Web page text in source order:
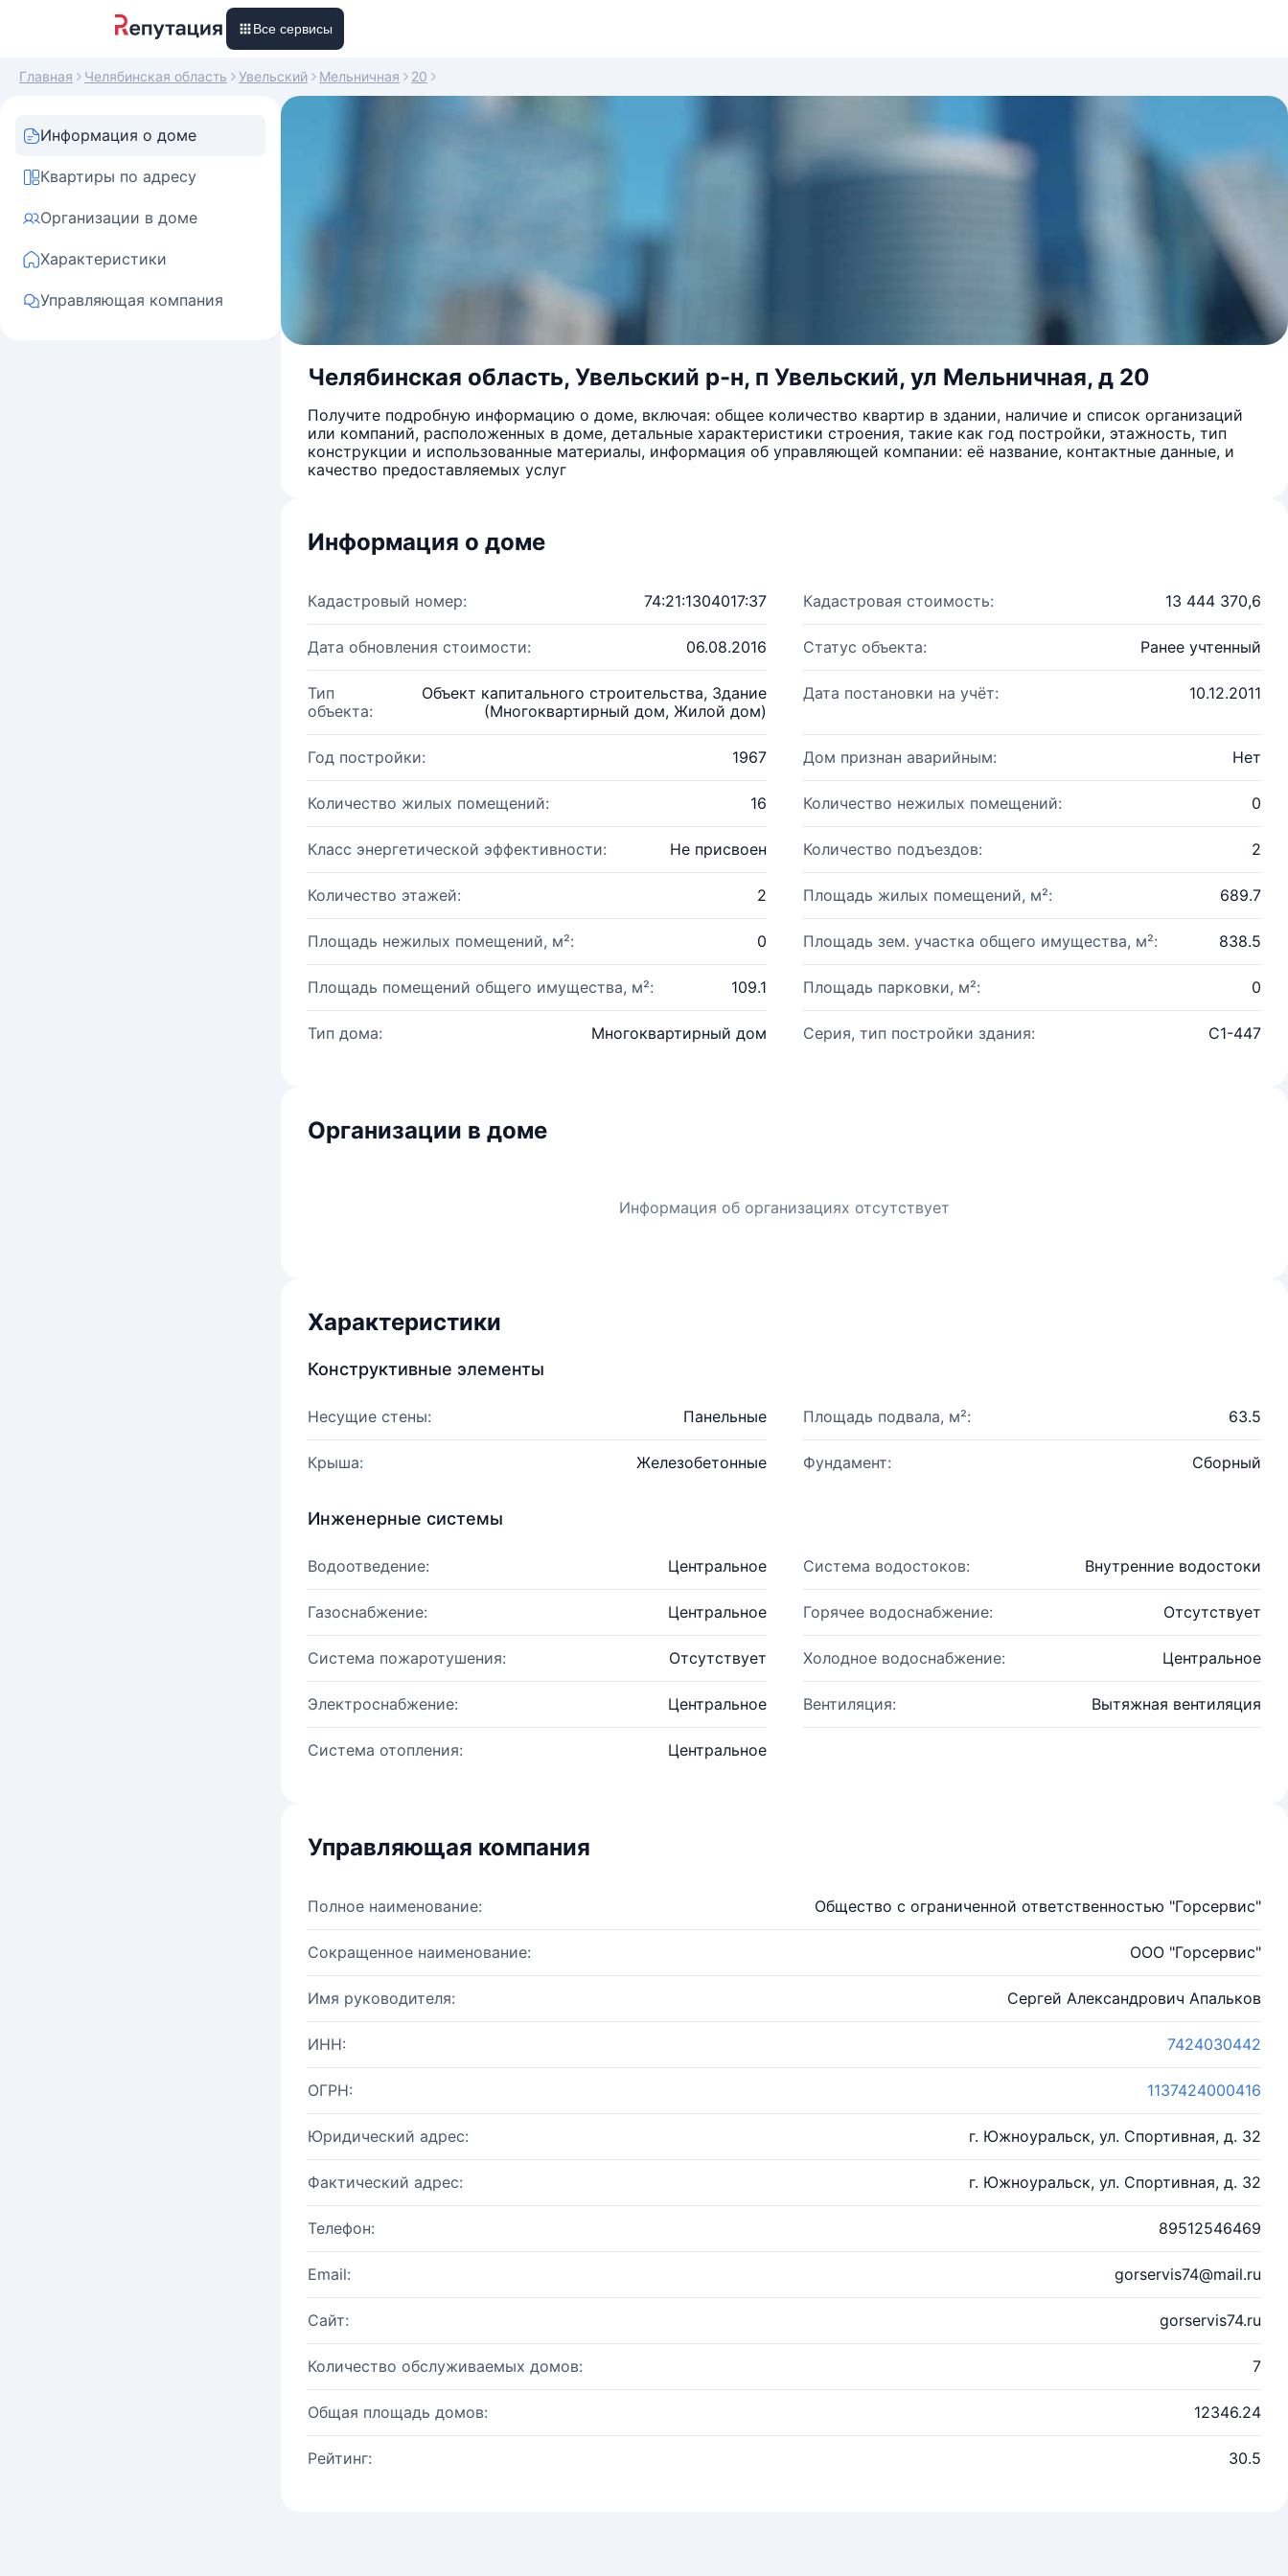
Все сервисы
Главная Челябинская область Увельский Мельничная 20
Информация о доме
Квартиры по адресу
Организации в доме
Характеристики
Управляющая компания
Челябинская область, Увельский р-н, п Увельский, ул Мельничная, д 20
Получите подробную информацию о доме, включая: общее количество квартир в здании, наличие и список организаций
или компаний, расположенных в доме, детальные характеристики строения, такие как год постройки, этажность, тип
конструкции и использованные материалы, информация об управляющей компании: её название, контактные данные, и
качество предоставляемых услуг
Информация о доме
Кадастровый номер: 74:21:1304017:37 Кадастровая стоимость: 13 444 370,6
Дата обновления стоимости: 06.08.2016 Статус объекта: Ранее учтенный
Тип
объекта:
Объект капитального строительства, Здание
(Многоквартирный дом, Жилой дом)
Дата постановки на учёт: 10.12.2011
Год постройки: 1967 Дом признан аварийным: Нет
Количество жилых помещений: 16 Количество нежилых помещений: 0
Класс энергетической эффективности: Не присвоен Количество подъездов: 2
Количество этажей: 2 Площадь жилых помещений, м²: 689.7
Площадь нежилых помещений, м²: 0 Площадь зем. участка общего имущества, м²: 838.5
Площадь помещений общего имущества, м²: 109.1 Площадь парковки, м²: 0
Тип дома: Многоквартирный дом Серия, тип постройки здания: С1-447
Организации в доме
Информация об организациях отсутствует
Характеристики
Конструктивные элементы
Несущие стены: Панельные Площадь подвала, м²: 63.5
Крыша: Железобетонные Фундамент: Сборный
Инженерные системы
Водоотведение: Центральное Система водостоков: Внутренние водостоки
Газоснабжение: Центральное Горячее водоснабжение: Отсутствует
Система пожаротушения: Отсутствует Холодное водоснабжение: Центральное
Электроснабжение: Центральное Вентиляция: Вытяжная вентиляция
Система отопления: Центральное
Управляющая компания
Полное наименование: Общество с ограниченной ответственностью "Горсервис"
Сокращенное наименование: ООО "Горсервис"
Имя руководителя: Сергей Александрович Апальков
ИНН: 7424030442
ОГРН: 1137424000416
Юридический адрес: г. Южноуральск, ул. Спортивная, д. 32
Фактический адрес: г. Южноуральск, ул. Спортивная, д. 32
Телефон: 89512546469
Email: gorservis74@mail.ru
Сайт: gorservis74.ru
Количество обслуживаемых домов: 7
Общая площадь домов: 12346.24
Рейтинг: 30.5